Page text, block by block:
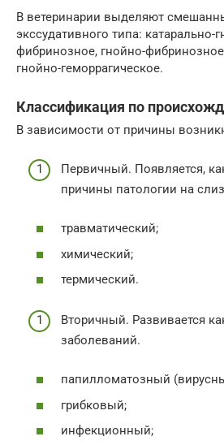
В ветеринарии выделяют
экссудативного типа: катарально-
фибринозное, гнойно-
гнойно-геморрагическое.
Классификация по
В зависимости от причины
Первичный. Появляется,
причины патологии на
травматический;
химический;
термический.
Вторичный. Развивается
заболеваний.
папилломатозный
грибковый;
инфекционный;